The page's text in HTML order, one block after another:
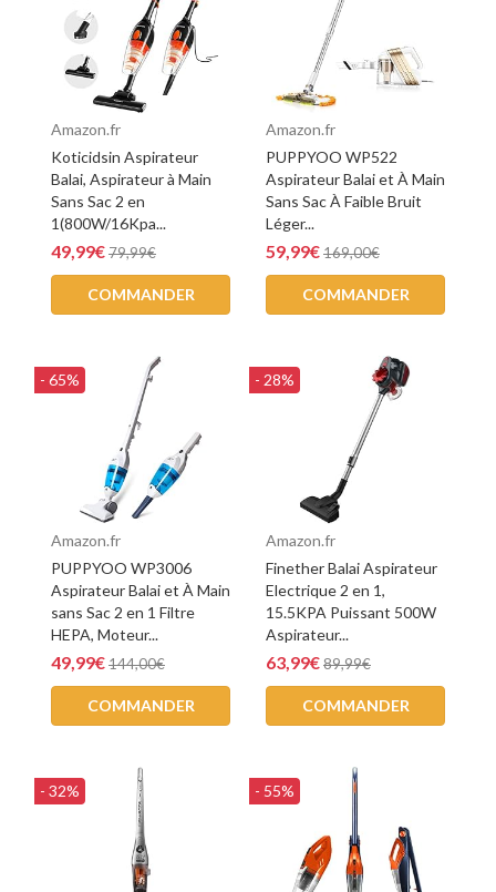
Amazon.fr
Koticidsin Aspirateur
Balai, Aspirateur à Main
Sans Sac 2 en
1(800W/16Kpa...
49,99€79,99€
COMMANDER
Amazon.fr
PUPPYOO WP522
Aspirateur Balai et À Main
Sans Sac À Faible Bruit
Léger...
59,99€169,00€
COMMANDER
- 65%
Amazon.fr
PUPPYOO WP3006
Aspirateur Balai et À Main
sans Sac 2 en 1 Filtre
HEPA, Moteur...
49,99€144,00€
COMMANDER
- 28%
Amazon.fr
Finether Balai Aspirateur
Electrique 2 en 1,
15.5KPA Puissant 500W
Aspirateur...
63,99€89,99€
COMMANDER
- 32% - 55%